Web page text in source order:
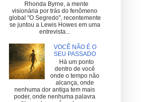
Rhonda Byrne, a mente
visionária por trás do fenômeno
global "O Segredo", recentemente
se juntou a Lewis Howes em uma
entrevista...
VOCÊ NÃO É O
SEU PASSADO
Há um ponto
dentro de você
onde o tempo não
alcança, onde
nenhuma dor antiga tem mais
poder, onde nenhuma palavra